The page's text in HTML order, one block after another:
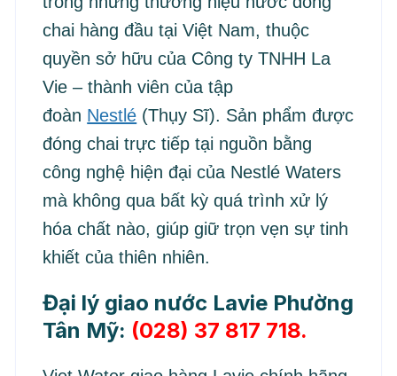
chai hàng đầu tại Việt Nam, thuộc
quyền sở hữu của Công ty TNHH La
Vie – thành viên của tập
đoàn Nestlé (Thụy Sĩ). Sản phẩm được
đóng chai trực tiếp tại nguồn bằng
công nghệ hiện đại của Nestlé Waters
mà không qua bất kỳ quá trình xử lý
hóa chất nào, giúp giữ trọn vẹn sự tinh
khiết của thiên nhiên.
Đại lý giao nước Lavie Phường
Tân Mỹ: (028) 37 817 718.